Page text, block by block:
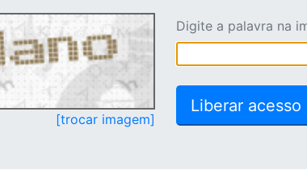
[trocar imagem]
Digite a palavra na